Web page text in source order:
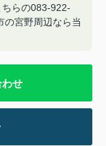
らの083-922-
の宮野周辺なら当
せ